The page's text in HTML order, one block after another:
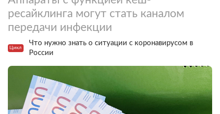
ресайклинга могут стать каналом
передачи инфекции
Цикл
Что нужно знать о ситуации с коронавирусом в
России